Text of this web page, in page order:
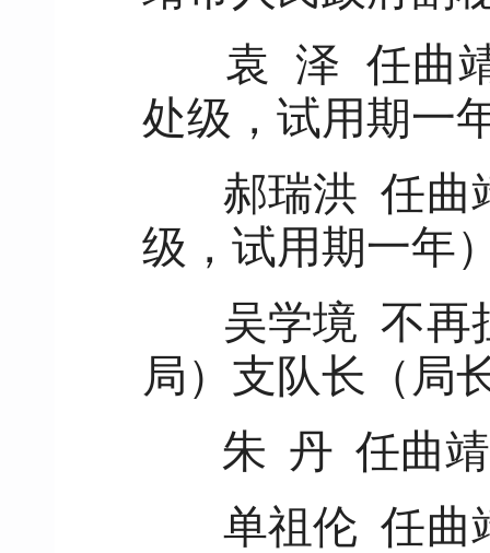
袁 泽 任曲
处级，试用期一
郝瑞洪 任曲
级，试用期一年
吴学境 不再
局）支队长（局
朱 丹 任曲靖
单祖伦 任曲